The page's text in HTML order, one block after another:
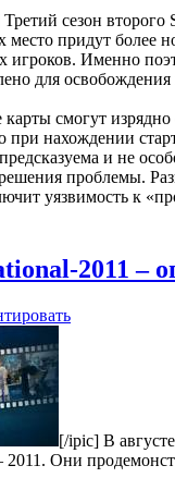
сезон второго
место придут более
игроков. Именно
для
смогут
нахождении
и не
проблемы.
уязвимость к
2011 –
[/ipic] В
Они